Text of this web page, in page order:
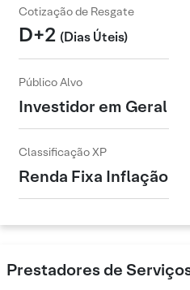
Cotização de Resgate
D+2 (Dias Úteis)
Público Alvo
Investidor em Geral
Classificação XP
Renda Fixa Inflação
Prestadores de